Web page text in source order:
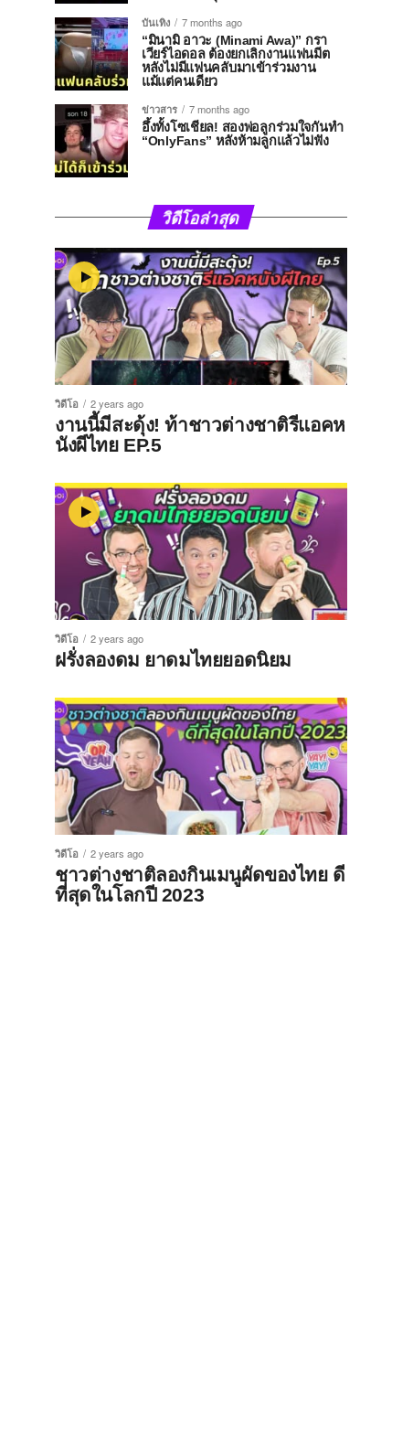
บันเทิง
7 months ago
“มินามิ อาวะ (Minami Awa)” กรา
เวียร์ไอดอล ต้องยกเลิกงานแฟนมีต
หลังไม่มีแฟนคลับมาเข้าร่วมงาน
แม้แต่คนเดียว
ข่าวสาร
7 months ago
อึ้งทั้งโซเชียล! สองพ่อลูกร่วมใจกันทำ
“OnlyFans” หลังห้ามลูกแล้วไม่ฟัง
วิดีโอล่าสุด
วิดีโอ 2 years ago
งานนี้มีสะดุ้ง! ท้าชาวต่างชาติรีแอคห
นังผีไทย EP.5
วิดีโอ 2 years ago
ฝรั่งลองดม ยาดมไทยยอดนิยม
วิดีโอ 2 years ago
ชาวต่างชาติลองกินเมนูผัดของไทย ดี
ที่สุดในโลกปี 2023